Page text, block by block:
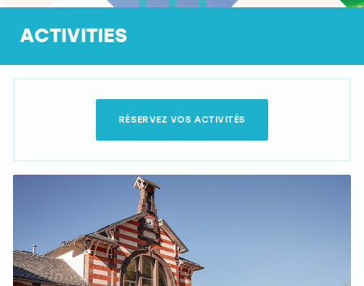
ACTIVITIES
RÉSERVEZ VOS ACTIVITÉS